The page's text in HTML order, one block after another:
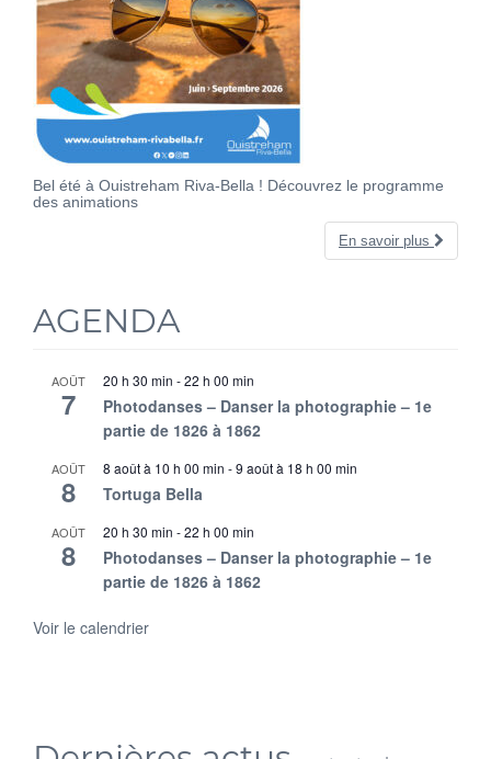
Bel été à Ouistreham Riva-Bella ! Découvrez le programme
des animations
En savoir plus
AGENDA
AOÛT
7
20 h 30 min -22 h 00 min
Photodanses – Danser la photographie – 1e
partie de 1826 à 1862
AOÛT
8
8 août à 10 h 00 min -9 août à 18 h 00 min
Tortuga Bella
AOÛT
8
20 h 30 min -22 h 00 min
Photodanses – Danser la photographie – 1e
partie de 1826 à 1862
Voir le calendrier